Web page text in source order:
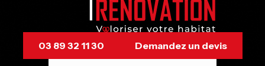
03 89 32 11 30 Demandez un devis